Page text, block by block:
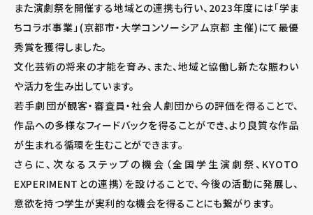
また演劇祭を開催する地域との連携も行い、2023年度には「学ま
ちコラボ事業」(京都市・大学コンソーシアム京都 主催)にて最優
秀賞を獲得しました。
文化芸術の将来の才能を育み、また、地域と協働し新たな賑わい
や活力を生み出しています。
若手劇団が観客・審査員・社会人劇団からの評価を得ることで、
作品への多様なフィードバックを得ることができ、より良質な作品
が生まれる循環を生むことができます。
さらに、次なるステップの機会（全国学生演劇祭、KYOTO
EXPERIMENTとの連携）を設けることで、今後の活動に発展し、
意欲を持つ学生が実利的な機会を得ることにも繋がります。